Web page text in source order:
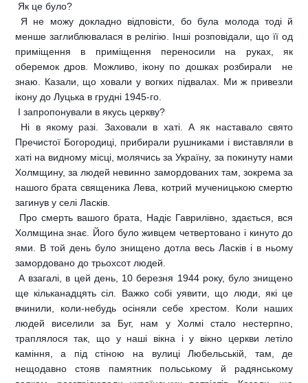
 Як це було?
 Я не можу докладно відповісти, бо була молода тоді й
менше заглиблювалася в релігію. Інші розповідали, що її од
приміщення в приміщення переносили на руках, як
оберемок дров. Можливо, ікону по дошках розбирали  не
знаю. Казали, що ховали у вогких підвалах. Ми ж привезли
ікону до Луцька в грудні 1945-го.
 І запропонували в якусь церкву?
 Ні в якому разі. Заховали в хаті. А як наставало свято
Пречистої Богородиці, прибирали рушниками і виставляли в
хаті на видному місці, молячись за Україну, за покинуту нами
Холмщину, за людей невинно замордованих там, зокрема за
нашого брата священика Лева, котрий мученицькою смертю
загинув у селі Ласків.
 Про смерть вашого брата, Надіє Гаврилівно, здається, вся
Холмщина знає. Його було живцем четвертовано і кинуто до
ями. В той день було знищено дотла весь Ласків і в ньому
замордовано до трьохсот людей.
 А взагалі, в цей день, 10 березня 1944 року, було знищено
ще кільканадцять сіл. Важко собі уявити, що люди, які це
вчинили, коли-небудь осіняли себе хрестом. Коли наших
людей виселили за Буг, нам у Холмі стало нестерпно,
траплялося так, що у наші вікна і у вікно церкви летіло
каміння, а під стіною на вулиці Любельській, там, де
нещодавно стояв памятник польському й радянському